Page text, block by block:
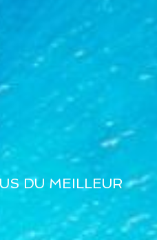
DU MEILLEUR